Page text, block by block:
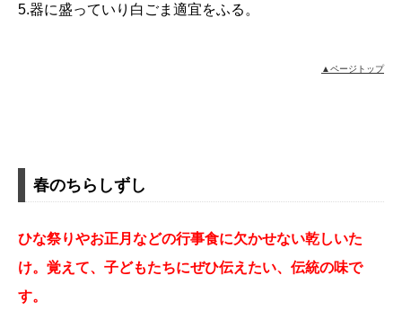
5.器に盛っていり白ごま適宜をふる。
▲ページトップ
春のちらしずし
ひな祭りやお正月などの行事食に欠かせない乾しいた
け。覚えて、子どもたちにぜひ伝えたい、伝統の味で
す。